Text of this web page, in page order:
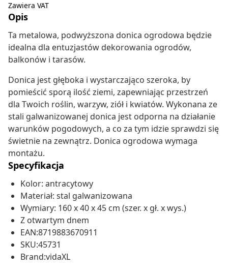
Zawiera VAT
Opis
Ta metalowa, podwyższona donica ogrodowa będzie
idealna dla entuzjastów dekorowania ogrodów,
balkonów i tarasów.
Donica jest głęboka i wystarczająco szeroka, by
pomieścić sporą ilość ziemi, zapewniając przestrzeń
dla Twoich roślin, warzyw, ziół i kwiatów. Wykonana ze
stali galwanizowanej donica jest odporna na działanie
warunków pogodowych, a co za tym idzie sprawdzi się
świetnie na zewnątrz. Donica ogrodowa wymaga
montażu.
Specyfikacja
Kolor: antracytowy
Materiał: stal galwanizowana
Wymiary: 160 x 40 x 45 cm (szer. x gł. x wys.)
Z otwartym dnem
EAN:8719883670911
SKU:45731
Brand:vidaXL